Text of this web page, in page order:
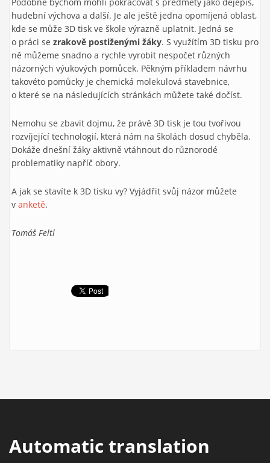
hudební výchova a další. Je ale ještě jedna opomíjená oblast,
kde se může 3D tisk ve škole výrazně uplatnit. Jedná se
o práci se zrakově postiženými žáky. S využítím 3D tisku pro
ně můžeme snadno a rychle vyrobit nespočet různých
názorných výukových pomůcek. Pěkným příkladem návrhu
takovéto pomůcky je chemická molekulová stavebnice,
o které se na následujících stránkách můžete také dočíst.
Nemohu se zbavit dojmu, že právě 3D tisk je tou tvořivou
rozvíjející technologií, která nám na školách dosud chyběla.
Dokáže dnešní žáky aktivně vtáhnout do různorodé
problematiky napříč obory.
A jak se stavíte k 3D tisku vy? Vyjádřit svůj názor můžete
v anketě.
Tomáš Feltl
Automatic translation